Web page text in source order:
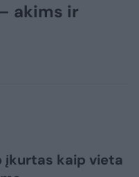
akims ir
įkurtas kaip vieta